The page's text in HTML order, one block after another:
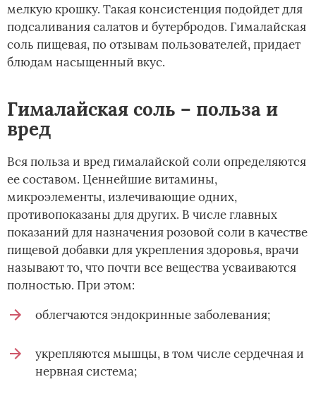
мелкую крошку. Такая консистенция подойдет для
подсаливания салатов и бутербродов. Гималайская
соль пищевая, по отзывам пользователей, придает
блюдам насыщенный вкус.
Гималайская соль – польза и
вред
Вся польза и вред гималайской соли определяются
ее составом. Ценнейшие витамины,
микроэлементы, излечивающие одних,
противопоказаны для других. В числе главных
показаний для назначения розовой соли в качестве
пищевой добавки для укрепления здоровья, врачи
называют то, что почти все вещества усваиваются
полностью. При этом:
облегчаются эндокринные заболевания;
укрепляются мышцы, в том числе сердечная и
нервная система;